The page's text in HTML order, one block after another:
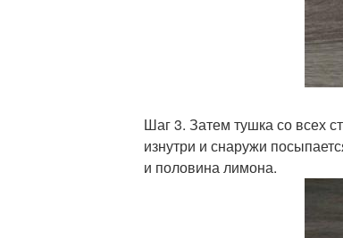
Шаг 3. Затем тушка со всех
изнутри и снаружи
и половина лимона.